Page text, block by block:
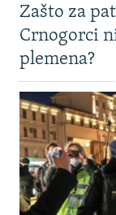
Zašto za
Crnogorci
plemena?